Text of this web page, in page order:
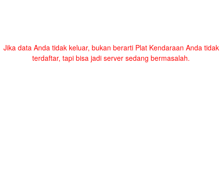
Jika data Anda tidak keluar, bukan berarti Plat Kendaraan Anda tidak
terdaftar, tapi bisa jadi server sedang bermasalah.